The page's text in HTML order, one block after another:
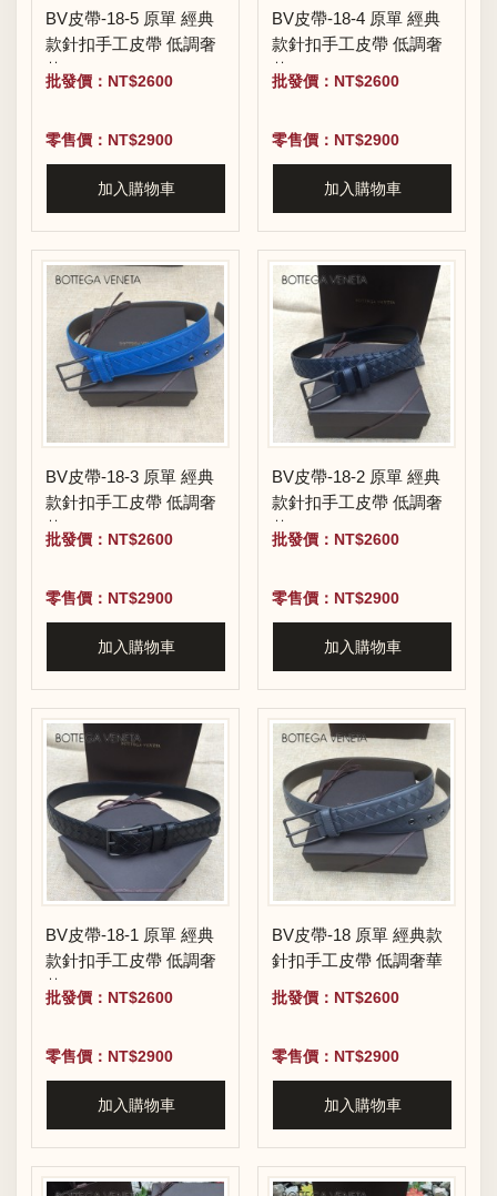
BV皮帶-18-5 原單 經典
款針扣手工皮帶 低調奢
華
批發價：NT$2600
零售價：NT$2900
加入購物車
BV皮帶-18-4 原單 經典
款針扣手工皮帶 低調奢
華
批發價：NT$2600
零售價：NT$2900
加入購物車
BV皮帶-18-3 原單 經典
款針扣手工皮帶 低調奢
華
批發價：NT$2600
零售價：NT$2900
加入購物車
BV皮帶-18-2 原單 經典
款針扣手工皮帶 低調奢
華
批發價：NT$2600
零售價：NT$2900
加入購物車
BV皮帶-18-1 原單 經典
款針扣手工皮帶 低調奢
華
批發價：NT$2600
零售價：NT$2900
加入購物車
BV皮帶-18 原單 經典款
針扣手工皮帶 低調奢華
批發價：NT$2600
零售價：NT$2900
加入購物車